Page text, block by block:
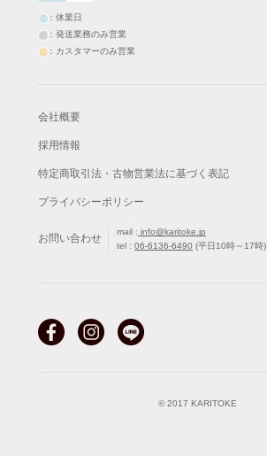
：休業日
：発送業務のみ営業
：カスタマーのみ営業
会社概要
採用情報
特定商取引法・古物営業法に基づく表記
プライバシーポリシー
お問い合わせ
mail : info@karitoke.jp
tel : 06-6136-6490 (平日10時～17時)
© 2017 KARITOKE